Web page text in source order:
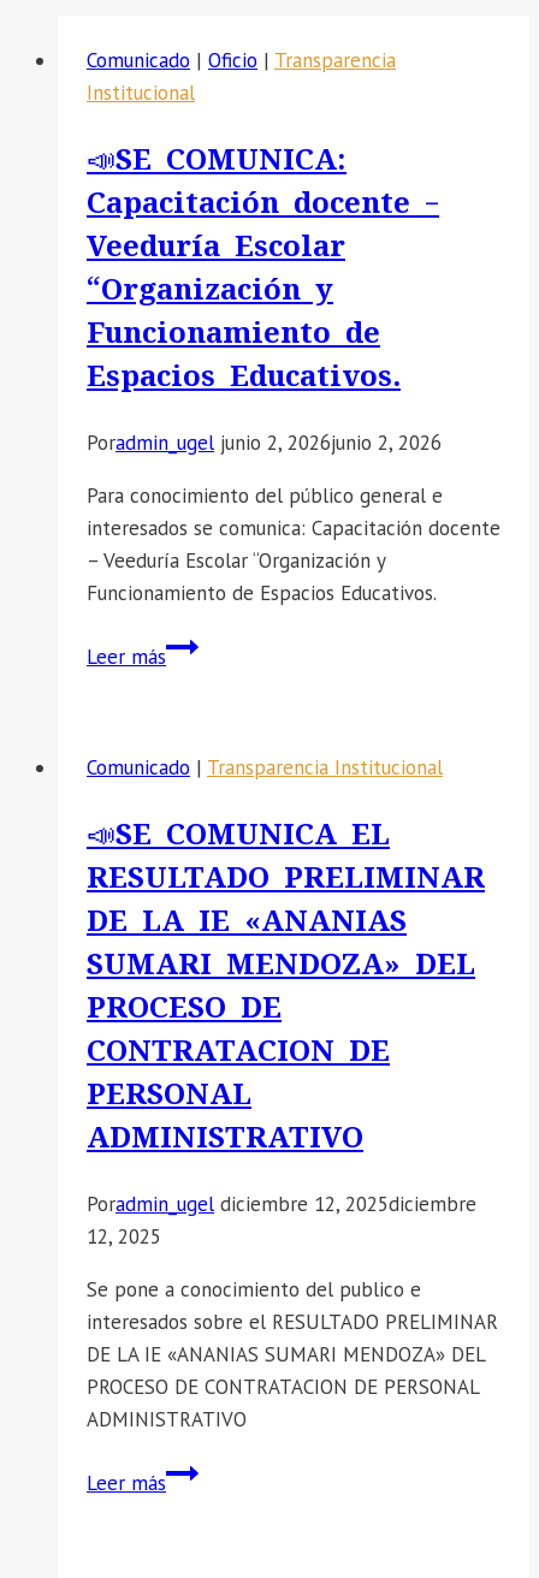
Comunicado | Oficio | Transparencia
Institucional
📣SE COMUNICA:
Capacitación docente –
Veeduría Escolar
“Organización y
Funcionamiento de
Espacios Educativos.
Poradmin_ugel junio 2, 2026junio 2, 2026
Para conocimiento del público general e
interesados se comunica: Capacitación docente
– Veeduría Escolar “Organización y
Funcionamiento de Espacios Educativos.
Leer más📣
docente
Veeduría
Escolar
“Organización
y
Funcionamiento
de
Espacios
Educativos.
Comunicado | Transparencia Institucional
📣SE COMUNICA EL
RESULTADO PRELIMINAR
DE LA IE «ANANIAS
SUMARI MENDOZA» DEL
PROCESO DE
CONTRATACION DE
PERSONAL
ADMINISTRATIVO
Poradmin_ugel diciembre 12, 2025diciembre
12, 2025
Se pone a conocimiento del publico e
interesados sobre el RESULTADO PRELIMINAR
DE LA IE «ANANIAS SUMARI MENDOZA» DEL
PROCESO DE CONTRATACION DE PERSONAL
ADMINISTRATIVO
Leer más📣